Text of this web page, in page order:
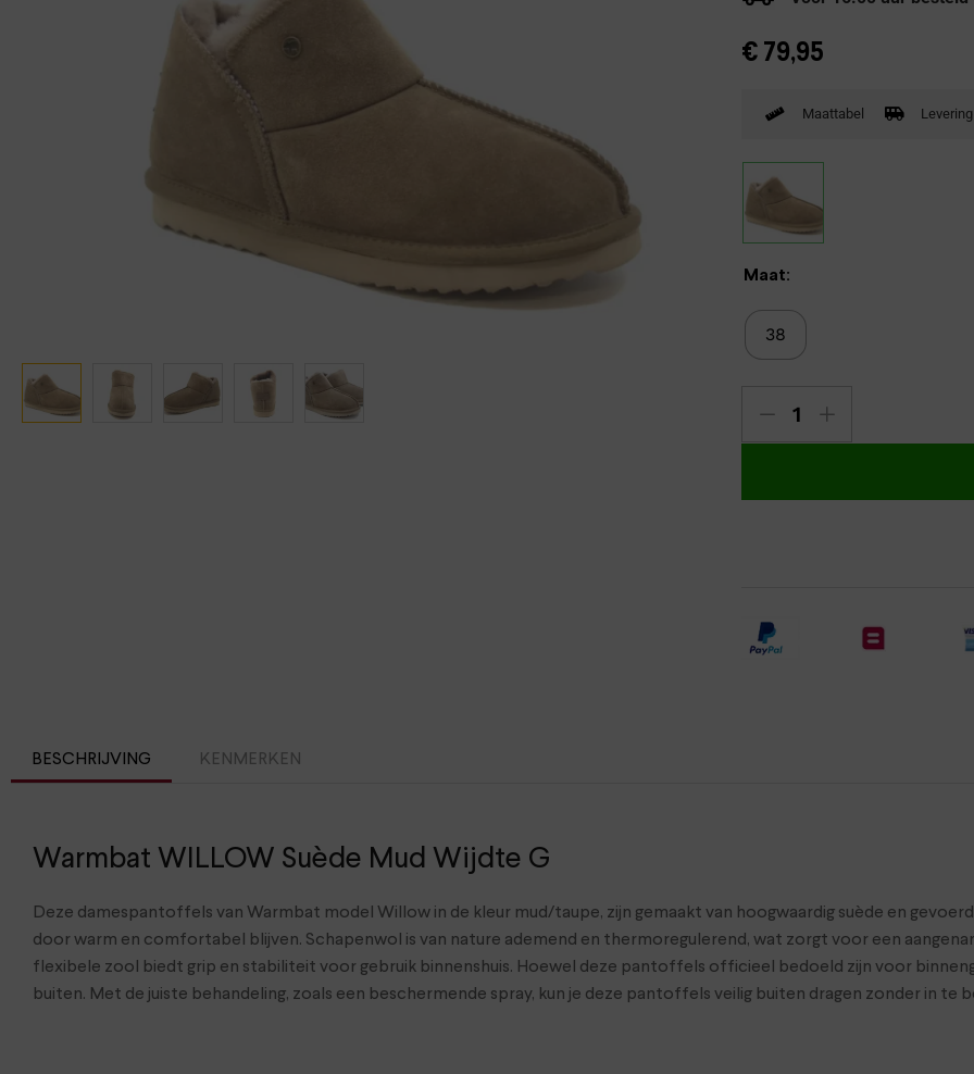
€ 79,95
Maattabel
Maat:
38
BESCHRIJVING KENMERKEN
Warmbat WILLOW Suède Mud Wijdte G
Deze damespantoffels van Warmbat model Willow in de kleur mud/taupe, zijn gemaakt van hoogwaardig suède en
door warm en comfortabel blijven. Schapenwol is van nature ademend en thermoregulerend, wat zorgt voor een
flexibele zool biedt grip en stabiliteit voor gebruik binnenshuis. Hoewel deze pantoffels officieel bedoeld zijn voor
buiten. Met de juiste behandeling, zoals een beschermende spray, kun je deze pantoffels veilig buiten dragen zonder in te